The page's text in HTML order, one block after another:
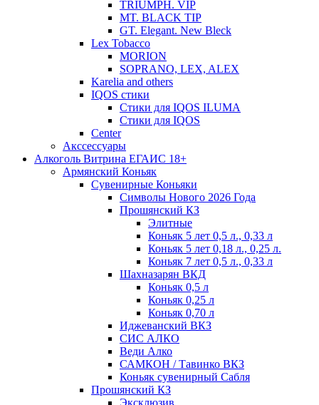
TRIUMPH. VIP
MT. BLACK TIP
GT. Elegant. New Bleck
Lex Tobacco
MORION
SOPRANO, LEX, ALEX
Karelia and others
IQOS стики
Стики для IQOS ILUMA
Стики для IQOS
Сenter
Акссессуары
Алкоголь Витрина ЕГАИС 18+
Армянский Коньяк
Сувенирные Коньяки
Символы Нового 2026 Года
Прошянский КЗ
Элитные
Коньяк 5 лет 0,5 л., 0,33 л
Коньяк 5 лет 0,18 л., 0,25 л.
Коньяк 7 лет 0,5 л., 0,33 л
Шахназарян ВКД
Коньяк 0,5 л
Коньяк 0,25 л
Коньяк 0,70 л
Иджеванский ВКЗ
СИС АЛКО
Веди Алко
САМКОН / Тавинко ВКЗ
Коньяк сувенирный Сабля
Прошянский КЗ
Эксклюзив